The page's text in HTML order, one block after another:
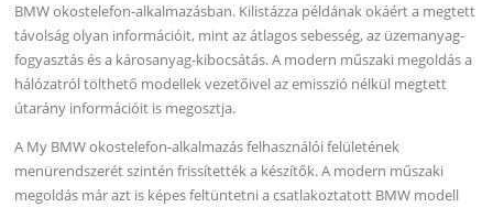
BMW okostelefon-alkalmazásban. Kilistázza példának okáért a megtett
távolság olyan információit, mint az átlagos sebesség, az üzemanyag-
fogyasztás és a károsanyag-kibocsátás. A modern műszaki megoldás a
hálózatról tölthető modellek vezetőivel az emisszió nélkül megtett
útarány információit is megosztja.
A My BMW okostelefon-alkalmazás felhasználói felületének
menürendszerét szintén frissítették a készítők. A modern műszaki
megoldás már azt is képes feltüntetni a csatlakoztatott BMW modell